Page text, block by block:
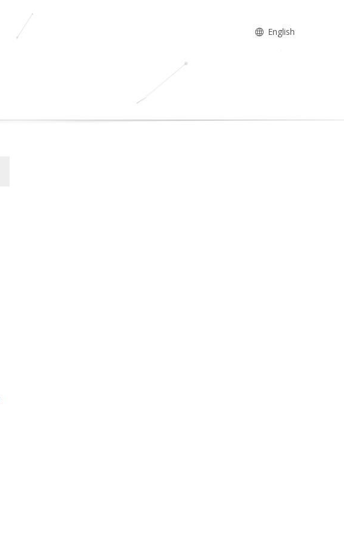
English